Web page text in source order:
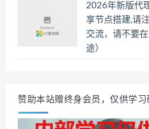
2026年新版代
享节点搭建,请
交流，请不要
途）
赞助本站赠终身会员，仅供学习